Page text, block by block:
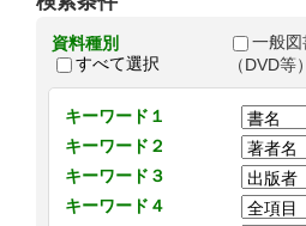
資料種別
すべて選択
一般図
（DVD等）
キーワード１
キーワード２
キーワード３
キーワード４